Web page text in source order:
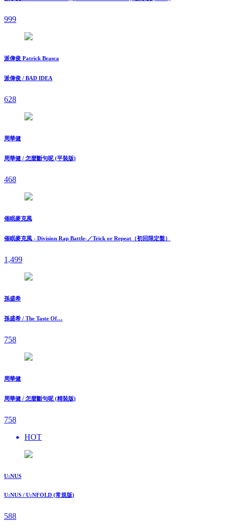
999
派偉俊 Patrick Brasca
派偉俊 / BAD IDEA
628
周華健
周華健 / 怎麼斷句呢 (平裝版)
468
催眠麥克風
催眠麥克風 - Division Rap Battle-／Trick or Repeat（初回限定盤）
1,499
孫盛希
孫盛希 / The Taste Of…
758
周華健
周華健 / 怎麼斷句呢 (精裝版)
758
HOT
U:NUS
U:NUS / U:NFOLD (常規版)
588